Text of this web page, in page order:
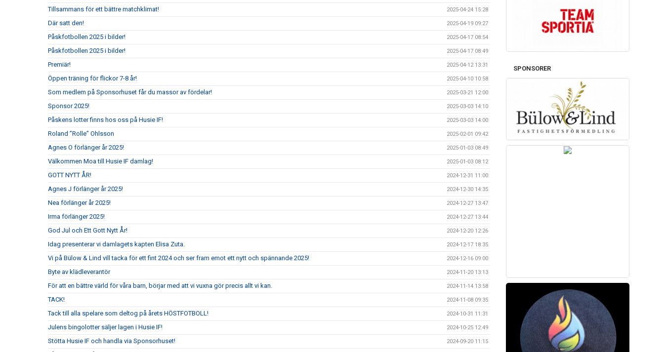
Tillsammans för ett bättre matchklimat! 2025-04-24 15:28
Där satt den! 2025-04-19 09:27
Påskfotbollen 2025 i bilder! 2025-04-17 08:54
Påskfotbollen 2025 i bilder! 2025-04-17 08:49
Premiär! 2025-04-12 13:31
Öppen träning för flickor 7-8 år! 2025-04-10 10:58
Som medlem på Sponsorhuset får du massor av fördelar! 2025-03-21 12:00
Sponsor 2025! 2025-03-03 14:10
Påskens lotter finns hos oss på Husie IF! 2025-03-03 14:00
Roland ”Rolle” Ohlsson 2025-02-01 09:42
Agnes O förlänger år 2025! 2025-01-03 08:49
Välkommen Moa till Husie IF damlag! 2025-01-03 08:12
GOTT NYTT ÅR! 2024-12-31 11:00
Agnes J förlänger år 2025! 2024-12-30 14:35
Nea förlänger år 2025! 2024-12-27 13:47
Irma förlänger 2025! 2024-12-27 13:44
God Jul och Ett Gott Nytt År! 2024-12-20 12:26
Idag presenterar vi damlagets kapten Elisa Zuta. 2024-12-17 18:35
Vi på Bülow & Lind vill tacka för ett fint 2024 och ser fram emot ett nytt och spännande 2025! 2024-12-16 09:00
Byte av klädleverantör 2024-11-20 13:13
För att en bättre värld för våra barn, börjar med att vi vuxna gör precis allt vi kan. 2024-11-14 13:58
TACK! 2024-11-08 09:35
Tack till alla spelare som deltog på årets HÖSTFOTBOLL! 2024-10-31 11:31
Julens bingolotter säljer lagen i Husie IF! 2024-10-25 12:49
Stötta Husie IF och handla via Sponsorhuset! 2024-09-20 11:15
SPONSORER